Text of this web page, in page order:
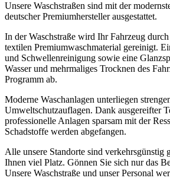
Unsere Waschstraßen sind mit der
deutscher Premiumhersteller ausgestattet.
In der Waschstraße wird Ihr Fahrzeug
textilen Premiumwaschmaterial gereinigt.
und Schwellenreinigung sowie eine
Wasser und mehrmaliges Trocknen des
Programm ab.
Moderne Waschanlagen unterliegen
Umweltschutzauflagen. Dank ausgereifter
professionelle Anlagen sparsam mit der
Schadstoffe werden abgefangen.
Alle unsere Standorte sind verkehrsgünstig
Ihnen viel Platz. Gönnen Sie sich nur das
Unsere Waschstraße und unser Personal